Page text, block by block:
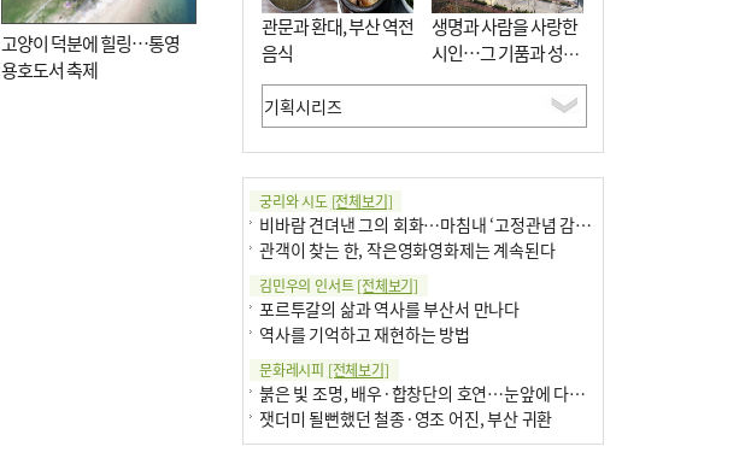
고양이 덕분에 힐링…통영
용호도서 축제
관문과 환대, 부산 역전
음식
생명과 사람을 사랑한
시인…그 기품과 성실
함이 보존된 장소
궁리와 시도 [전체보기]
비바람 견뎌낸 그의 회화…마침내 ‘고정관념 감옥’서 해방
관객이 찾는 한, 작은영화영화제는 계속된다
김민우의 인서트[전체보기]
포르투갈의 삶과 역사를 부산서 만나다
역사를 기억하고 재현하는 방법
문화레시피 [전체보기]
붉은 빛 조명, 배우·합창단의 호연…눈앞에 다가온 부산오페라하우스
잿더미 될뻔했던 철종·영조 어진, 부산 귀환